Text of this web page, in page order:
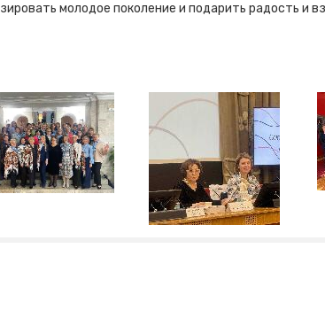
молодое поколение и подарить радость и